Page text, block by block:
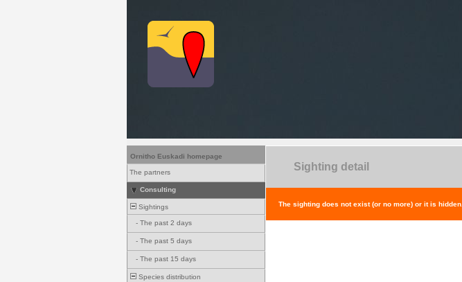
Ornitho Euskadi homepage
The partners
Consulting
Sightings
- The past 2 days
- The past 5 days
- The past 15 days
Species distribution
Sighting detail
The sighting does not exist (or no more) or it is hidden.